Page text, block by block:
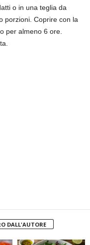
o in una teglia da
porzioni. Coprire con la
per almeno 6 ore.
DALL'AUTORE